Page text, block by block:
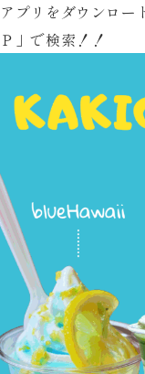
アプリをダウンロー
Ｐ」で検索！！